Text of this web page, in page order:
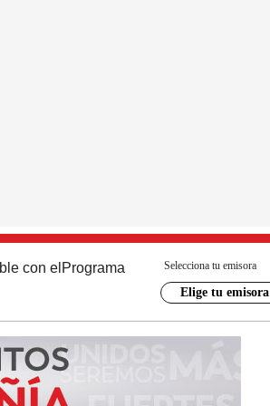
con el Programa Selecciona tu emisora
Elige tu emisora